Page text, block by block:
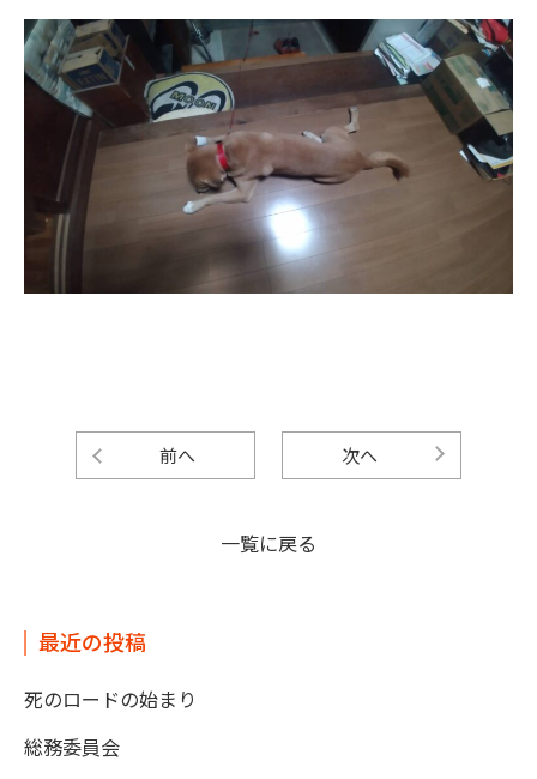
前へ 次へ
一覧に戻る
最近の投稿
死のロードの始まり
総務委員会